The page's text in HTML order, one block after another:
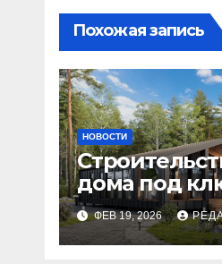
Похожая запись
НОВОСТИ
дома под
этапы и
бюджета
ФЕВ 19, 2026